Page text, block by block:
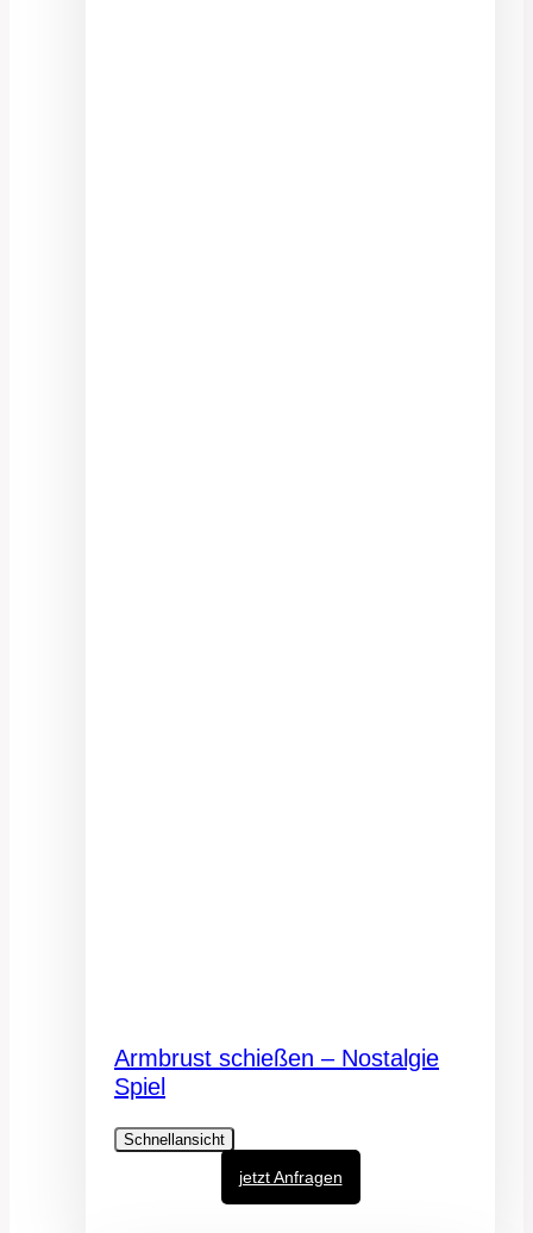
Armbrust schießen – Nostalgie
Spiel
Schnellansicht
jetzt Anfragen